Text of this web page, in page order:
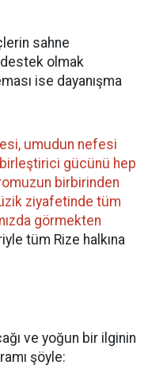
sahne
destek olmak
ise dayanışma
umudun nefesi
gücünü hep
birbirinden
ziyafetinde tüm
görmekten
tüm Rize halkına
ve yoğun bir ilginin
şöyle: